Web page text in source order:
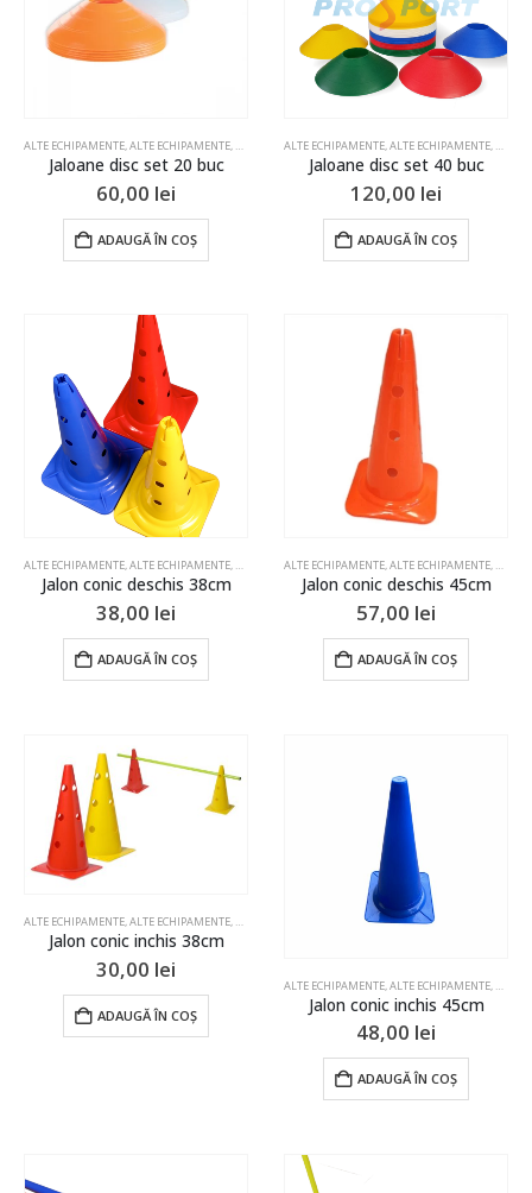
ALTE ECHIPAMENTE,ALTE ECHIPAMENTE, ALTE ECHIPAMENTE,ALTE ECHIPAMENTE,ALTE
Jaloane disc set 20 buc
60,00 lei
ADAUGĂ ÎN COȘ
ALTE ECHIPAMENTE,ALTE ECHIPAMENTE, ALTE
Jaloane disc set 40 buc
120,00 lei
ADAUGĂ ÎN COȘ
ALTE ECHIPAMENTE,ALTE ECHIPAMENTE, ALTE ECHIPAMENTE,ALTE ECHIPAMENTE,ALTE
Jalon conic deschis 38cm
38,00 lei
ADAUGĂ ÎN COȘ
ALTE ECHIPAMENTE,ALTE ECHIPAMENTE, ALTE
Jalon conic deschis 45cm
57,00 lei
ADAUGĂ ÎN COȘ
ALTE ECHIPAMENTE,ALTE ECHIPAMENTE, ALTE ECHIPAMENTE ALTE ECHIPAMENTE
Jalon conic inchis 38cm
30,00 lei
ADAUGĂ ÎN COȘ
ALTE ECHIPAMENTE,ALTE ECHIPAMENTE, ALTE
Jalon conic inchis 45cm
48,00 lei
ADAUGĂ ÎN COȘ